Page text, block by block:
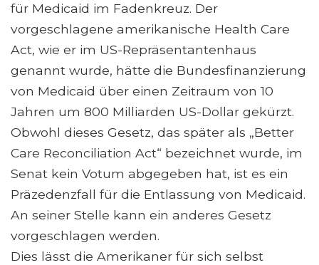
für Medicaid im Fadenkreuz. Der
vorgeschlagene amerikanische Health Care
Act, wie er im US-Repräsentantenhaus
genannt wurde, hätte die Bundesfinanzierung
von Medicaid über einen Zeitraum von 10
Jahren um 800 Milliarden US-Dollar gekürzt.
Obwohl dieses Gesetz, das später als „Better
Care Reconciliation Act“ bezeichnet wurde, im
Senat kein Votum abgegeben hat, ist es ein
Präzedenzfall für die Entlassung von Medicaid.
An seiner Stelle kann ein anderes Gesetz
vorgeschlagen werden.
Dies lässt die Amerikaner für sich selbst